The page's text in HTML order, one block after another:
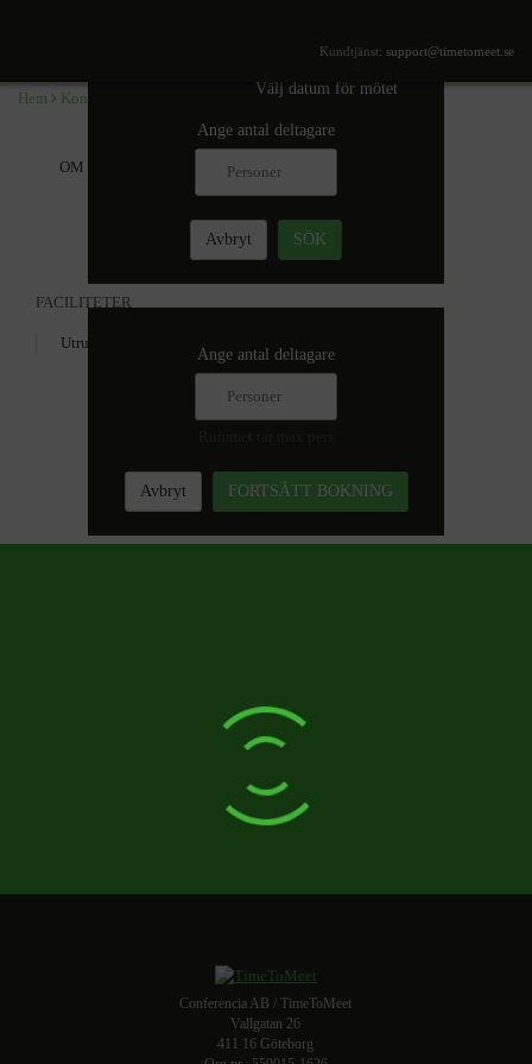
Kundtjänst: support@timetomeet.se
Välj datum för mötet
Ange antal deltagare
Avbryt SÖK
Ange antal deltagare
Avbryt FORTSÄTT BOKNING
Hem Konferensrum i
OM
Mer information
FACILITETER
Utrustning
Conferencia AB / TimeToMeet
Vallgatan 26
411 16 Göteborg